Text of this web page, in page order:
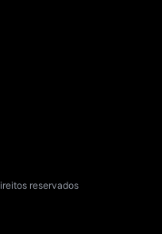
reservados